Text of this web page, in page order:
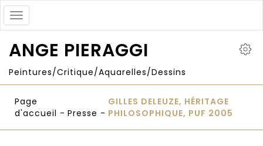
ANGE PIERAGGI
Peintures/Critique/Aquarelles/Dessins
Toggle
navigation
Page
d'accueil - Presse -
GILLES DELEUZE, HÉRITAGE
PHILOSOPHIQUE, PUF 2005